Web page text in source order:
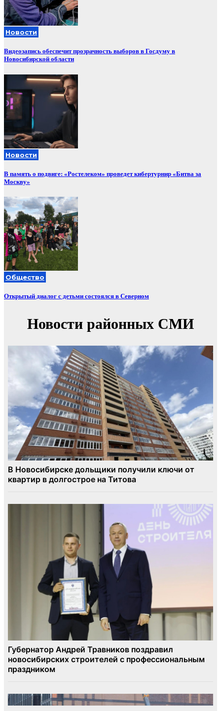
Новости
Видеозапись обеспечит прозрачность выборов в Госдуму в
Новосибирской области
Новости
В память о подвиге: «Ростелеком» проведет кибертурнир «Битва за
Москву»
Общество
Открытый диалог с детьми состоялся в Северном